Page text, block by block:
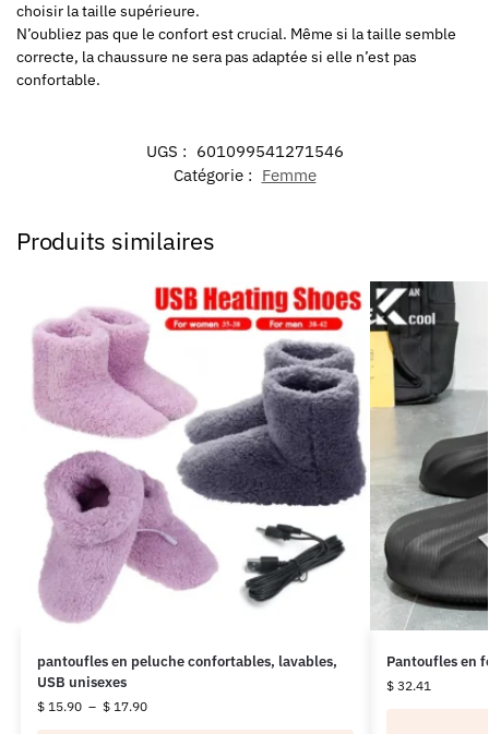
choisir la taille supérieure.
N’oubliez pas que le confort est crucial. Même si la taille semble
correcte, la chaussure ne sera pas adaptée si elle n’est pas
confortable.
UGS : 601099541271546
Catégorie : Femme
Produits similaires
pantoufles en peluche confortables, lavables,
USB unisexes
$15.90 – $17.90
Pantoufles en
$32.41